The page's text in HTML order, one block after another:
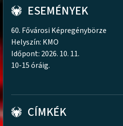
ESEMÉNYEK
60. Fővárosi Képregénybörze
Helyszín: KMO
Időpont: 2026. 10. 11.
10-15 óráig.
CÍMKÉK